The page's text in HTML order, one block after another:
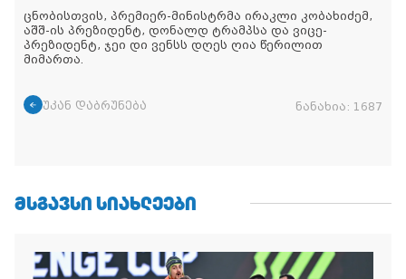
ცნობისთვის, პრემიერ-მინისტრმა ირაკლი კობახიძემ,
აშშ-ის პრეზიდენტ, დონალდ ტრამპსა და ვიცე-
პრეზიდენტ, ჯეი დი ვენსს დღეს ღია წერილით
მიმართა.
უკან დაბრუნება ნანახია: 1687
ᲛᲡᲒᲐᲕᲡᲘ ᲡᲘᲐᲮᲚᲔᲔᲑᲘ